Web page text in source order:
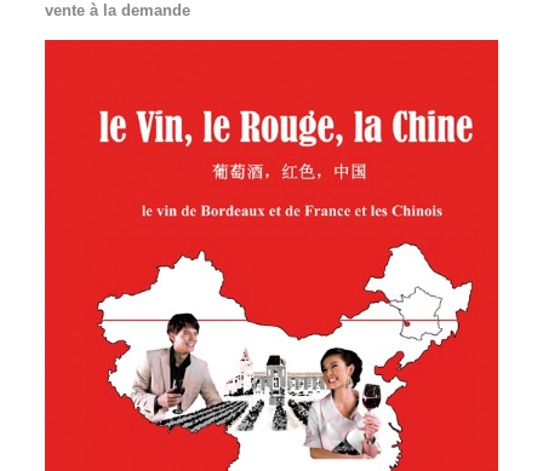
vente à la demande